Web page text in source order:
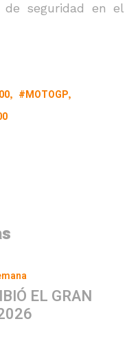
seguridad en el
MOTOGP
EL GRAN